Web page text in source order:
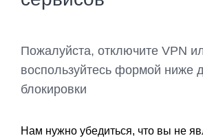
Пожалуйста, отключите VPN
воспользуйтесь формой ниже
блокировки
Нам нужно убедиться, что вы не